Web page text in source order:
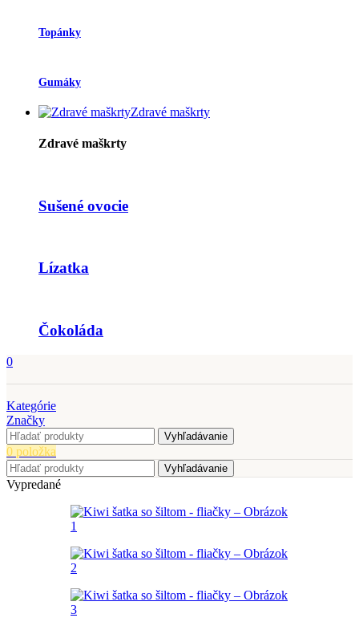
Topánky
Gumáky
Zdravé maškrty
Zdravé maškrty
Sušené ovocie
Lízatka
Čokoláda
0
Kategórie
Značky
Vyhľadávanie
0 položka
Vyhľadávanie
Vypredané